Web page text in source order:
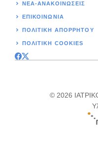
ΝΕΑ-ΑΝΑΚΟΙΝΩΣΕΙΣ
ΕΠΙΚΟΙΝΩΝΊΑ
ΠΟΛΙΤΙΚΉ ΑΠΟΡΡΗΤΟΥ
ΠΟΛΙΤΙΚΗ COOKIES
© 2026